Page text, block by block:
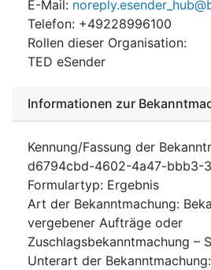
E-Mail:
Telefon: +49228996100
Rollen dieser Organisation:
TED eSender
Informationen zur
Kennung/Fassung der
d6794cbd-4602-4a47-bbb3-
Formulartyp: Ergebnis
Art der Bekanntmachung:
vergebener Aufträge oder
Zuschlagsbekanntmachung –
Unterart der Bekanntmachung: